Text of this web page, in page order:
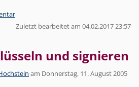
Zuletzt bearbeitet am 04.02.2017 23:57
und signieren
am Donnerstag, 11. August 2005